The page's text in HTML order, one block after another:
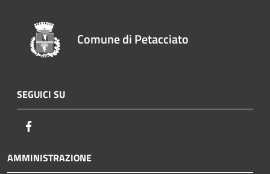
Comune di Petacciato
SEGUICI SU
AMMINISTRAZIONE